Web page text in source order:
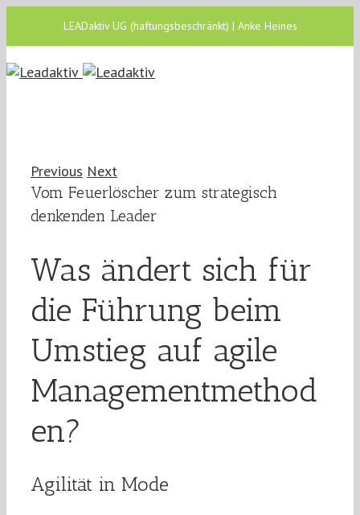
LEADaktiv UG (haftungsbeschränkt) | Anke Heines
Previous Next
Vom Feuerlöscher zum strategisch
denkenden Leader
Was ändert sich für
die Führung beim
Umstieg auf agile
Managementmethod
en?
Agilität in Mode